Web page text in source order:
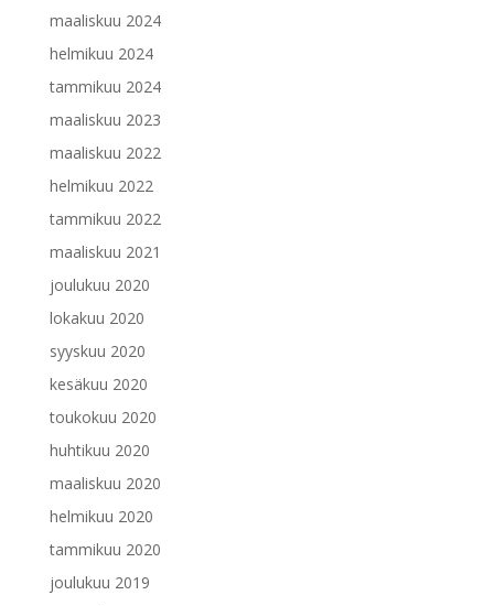
maaliskuu 2024
helmikuu 2024
tammikuu 2024
maaliskuu 2023
maaliskuu 2022
helmikuu 2022
tammikuu 2022
maaliskuu 2021
joulukuu 2020
lokakuu 2020
syyskuu 2020
kesäkuu 2020
toukokuu 2020
huhtikuu 2020
maaliskuu 2020
helmikuu 2020
tammikuu 2020
joulukuu 2019